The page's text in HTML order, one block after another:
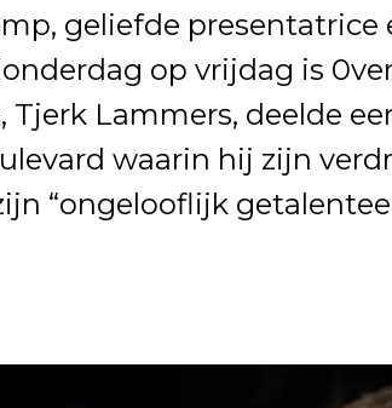
geliefde presentatrice
op vrijdag is
Tjerk Lammers, deelde
waarin hij zijn
“ongelooflijk